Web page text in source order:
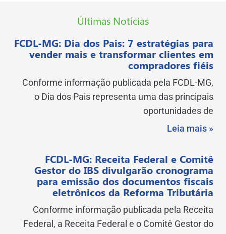
Últimas Notícias
FCDL-MG: Dia dos Pais: 7 estratégias para
vender mais e transformar clientes em
compradores fiéis
Conforme informação publicada pela FCDL-MG,
o Dia dos Pais representa uma das principais
oportunidades de
Leia mais »
FCDL-MG: Receita Federal e Comitê
Gestor do IBS divulgarão cronograma
para emissão dos documentos fiscais
eletrônicos da Reforma Tributária
Conforme informação publicada pela Receita
Federal, a Receita Federal e o Comitê Gestor do